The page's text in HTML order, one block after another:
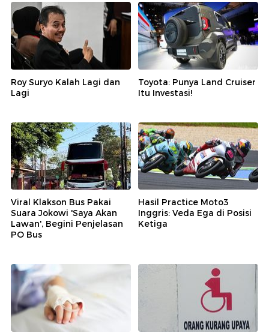
Roy Suryo Kalah Lagi dan
Lagi
Toyota: Punya Land Cruiser
Itu Investasi!
Viral Klakson Bus Pakai
Suara Jokowi 'Saya Akan
Lawan', Begini Penjelasan
PO Bus
Hasil Practice Moto3
Inggris: Veda Ega di Posisi
Ketiga